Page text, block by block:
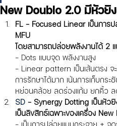
New Doublo 2.0 มีหัวยิง
FL - Focused Linear เป็นการ
MFU
โดยสามารถปล่อยพลังงานได้ 2
- Dots แบบจุด พลังงานสูง
- Linear pattern เป็นเส้นตรง จ
การรักษาได้มาก เน้นการเก็บกร
หย่อนคล้อย ลดร่องแก้ม ยกคิ้ว
SD - Synergy Dotting เป็นหัว
เป็นลิขสิทธ์เฉพาะของเครื่อง